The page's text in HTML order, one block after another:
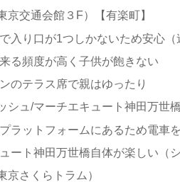
京交通会館３F）【有楽町】
入り口が1つしかないため安心（
る頻度が高く子供が飽きない
のテラス席で親はゆったり
シュ/マーチエキュート神田万世橋
ラットフォームにあるため電車
ート神田万世橋自体が楽しい（
京さくらトラム）